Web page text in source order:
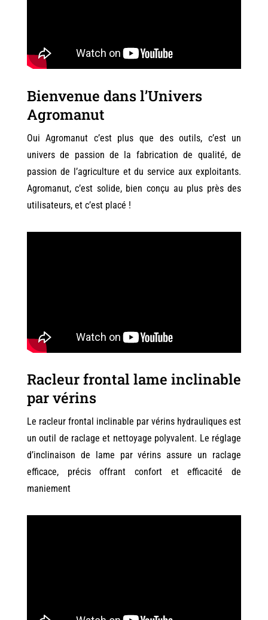
Bienvenue dans l’Univers
Agromanut
Oui Agromanut c’est plus que des outils, c’est un
univers de passion de la fabrication de qualité, de
passion de l’agriculture et du service aux exploitants.
Agromanut, c’est solide, bien conçu au plus près des
utilisateurs, et c’est placé !
Racleur frontal lame inclinable
par vérins
Le racleur frontal inclinable par vérins hydrauliques est
un outil de raclage et nettoyage polyvalent. Le réglage
d’inclinaison de lame par vérins assure un raclage
efficace, précis offrant confort et efficacité de
maniement